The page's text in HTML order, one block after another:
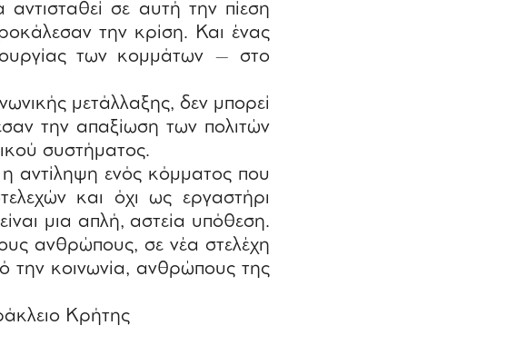
σε αυτή την πίεση
την κρίση. Και ένας
των κομμάτων – στο
μετάλλαξης, δεν μπορεί
την απαξίωση των πολιτών
συστήματος.
η αντίληψη ενός κόμματος που
και όχι ως εργαστήρι
μια απλή, αστεία υπόθεση.
ανθρώπους, σε νέα στελέχη
την κοινωνία, ανθρώπους της
Κρήτης